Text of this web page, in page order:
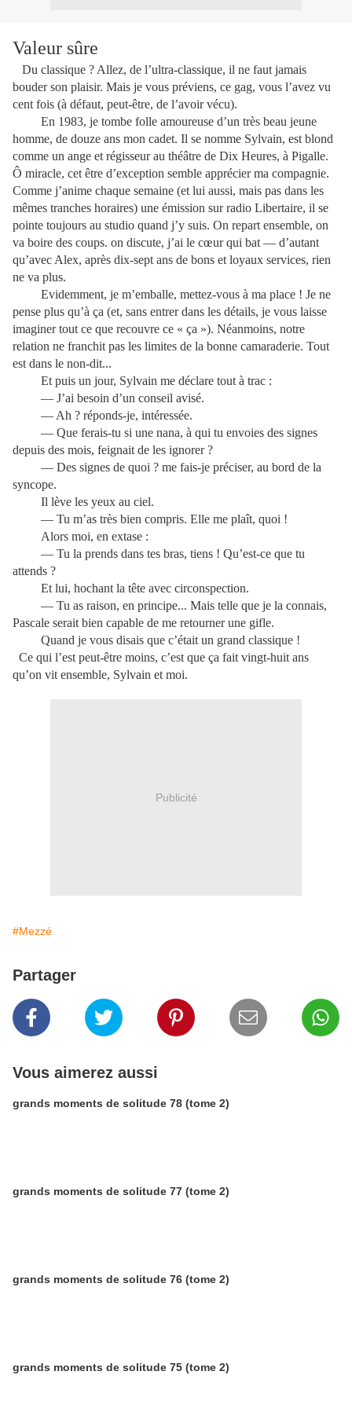
Valeur sûre
Du classique ? Allez, de l’ultra-classique, il ne faut jamais
bouder son plaisir. Mais je vous préviens, ce gag, vous l’avez vu
cent fois (à défaut, peut-être, de l’avoir vécu).
En 1983, je tombe folle amoureuse d’un très beau jeune
homme, de douze ans mon cadet. Il se nomme Sylvain, est blond
comme un ange et régisseur au théâtre de Dix Heures, à Pigalle.
Ô miracle, cet être d’exception semble apprécier ma compagnie.
Comme j’anime chaque semaine (et lui aussi, mais pas dans les
mêmes tranches horaires) une émission sur radio Libertaire, il se
pointe toujours au studio quand j’y suis. On repart ensemble, on
va boire des coups. on discute, j’ai le cœur qui bat — d’autant
qu’avec Alex, après dix-sept ans de bons et loyaux services, rien
ne va plus.
Evidemment, je m’emballe, mettez-vous à ma place ! Je ne
pense plus qu’à ça (et, sans entrer dans les détails, je vous laisse
imaginer tout ce que recouvre ce « ça »). Néanmoins, notre
relation ne franchit pas les limites de la bonne camaraderie. Tout
est dans le non-dit...
Et puis un jour, Sylvain me déclare tout à trac :
— J’ai besoin d’un conseil avisé.
— Ah ? réponds-je, intéressée.
— Que ferais-tu si une nana, à qui tu envoies des signes
depuis des mois, feignait de les ignorer ?
— Des signes de quoi ? me fais-je préciser, au bord de la
syncope.
Il lève les yeux au ciel.
— Tu m’as très bien compris. Elle me plaît, quoi !
Alors moi, en extase :
— Tu la prends dans tes bras, tiens ! Qu’est-ce que tu
attends ?
Et lui, hochant la tête avec circonspection.
— Tu as raison, en principe... Mais telle que je la connais,
Pascale serait bien capable de me retourner une gifle.
Quand je vous disais que c’était un grand classique !
Ce qui l’est peut-être moins, c’est que ça fait vingt-huit ans
qu’on vit ensemble, Sylvain et moi.
Publicité
#Mezzé
Partager
Vous aimerez aussi
grands moments de solitude 78 (tome 2)
grands moments de solitude 77 (tome 2)
grands moments de solitude 76 (tome 2)
grands moments de solitude 75 (tome 2)